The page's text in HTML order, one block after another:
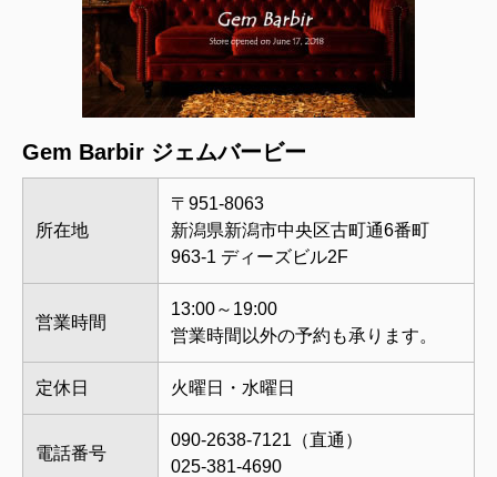
Gem Barbir ジェムバービー
所在地
〒951-8063
新潟県新潟市中央区古町通6番町
963-1 ディーズビル2F
営業時間
13:00～19:00
営業時間以外の予約も承ります。
定休日 火曜日・水曜日
電話番号
090-2638-7121（直通）
025-381-4690